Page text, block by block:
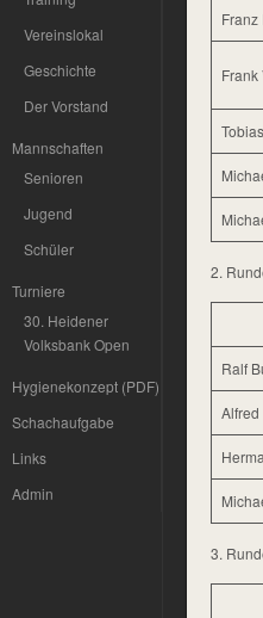
Vereinslokal
Geschichte
Der Vorstand
Mannschaften
Senioren
Jugend
Schüler
Turniere
30. Heidener
Volksbank Open
Hygienekonzept (PDF)
Schachaufgabe
Links
Admin
Franz
Frank
2.
Ralf
3.